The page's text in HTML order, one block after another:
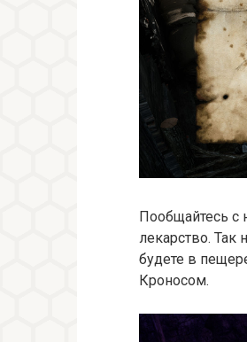
Пообщайтесь с
лекарство. Так
будете в
Кроносом.